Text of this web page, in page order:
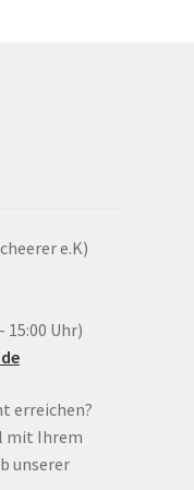
e.K)
15:00 Uhr)
erreichen?
mit Ihrem
unserer